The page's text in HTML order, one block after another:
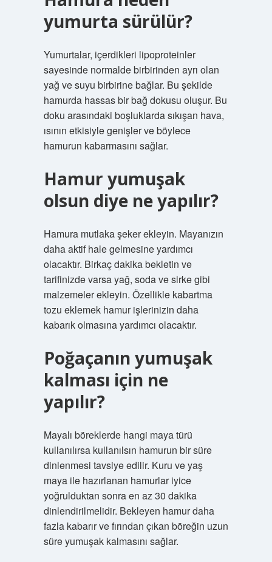
yumurta sürülür?
Yumurtalar, içerdikleri lipoproteinler
sayesinde normalde birbirinden ayrı olan
yağ ve suyu birbirine bağlar. Bu şekilde
hamurda hassas bir bağ dokusu oluşur. Bu
doku arasındaki boşluklarda sıkışan hava,
ısının etkisiyle genişler ve böylece
hamurun kabarmasını sağlar.
Hamur yumuşak
olsun diye ne yapılır?
Hamura mutlaka şeker ekleyin. Mayanızın
daha aktif hale gelmesine yardımcı
olacaktır. Birkaç dakika bekletin ve
tarifinizde varsa yağ, soda ve sirke gibi
malzemeler ekleyin. Özellikle kabartma
tozu eklemek hamur işlerinizin daha
kabarık olmasına yardımcı olacaktır.
Poğaçanın yumuşak
kalması için ne
yapılır?
Mayalı böreklerde hangi maya türü
kullanılırsa kullanılsın hamurun bir süre
dinlenmesi tavsiye edilir. Kuru ve yaş
maya ile hazırlanan hamurlar iyice
yoğrulduktan sonra en az 30 dakika
dinlendirilmelidir. Bekleyen hamur daha
fazla kabarır ve fırından çıkan böreğin uzun
süre yumuşak kalmasını sağlar.